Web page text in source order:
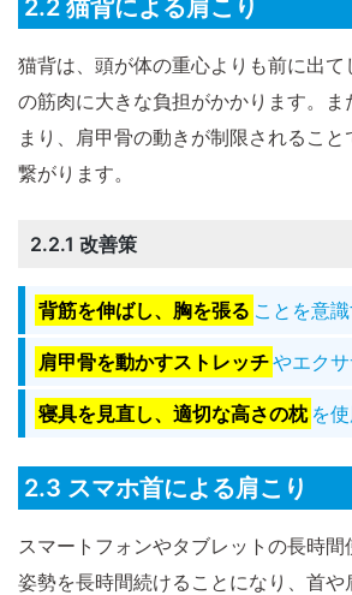
2.2 猫背による肩こり
猫背は、頭が体の重心よりも前に出て
の筋肉に大きな負担がかかります。ま
まり、肩甲骨の動きが制限されるこ
繋がります。
2.2.1 改善策
背筋を伸ばし、胸を張る ことを意識
肩甲骨を動かすストレッチやエクサ
寝具を見直し、適切な高さの枕 を使
2.3 スマホ首による肩こり
スマートフォンやタブレットの長時間
姿勢を長時間続けることになり、首や